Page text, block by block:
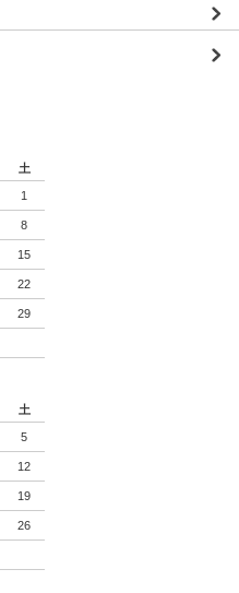
土
1
8
15
22
29
土
5
12
19
26